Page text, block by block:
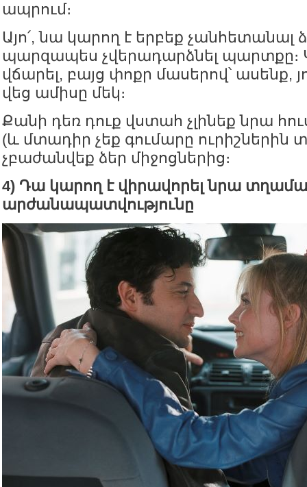
ապրում։
Այո՛, նա կարող է երբեք չանհետանալ
պարզապես չվերադարձնել պարտքը։
վճարել, բայց փոքր մասերով՝ ասենք,
վեց ամիսը մեկ։
Քանի դեռ դուք վստահ չլինեք նրա
(և մտադիր չեք գումարը ուրիշներին
չբաժանվեք ձեր միջոցներից։
4) Դա կարող է վիրավորել նրա
արժանապատվությունը